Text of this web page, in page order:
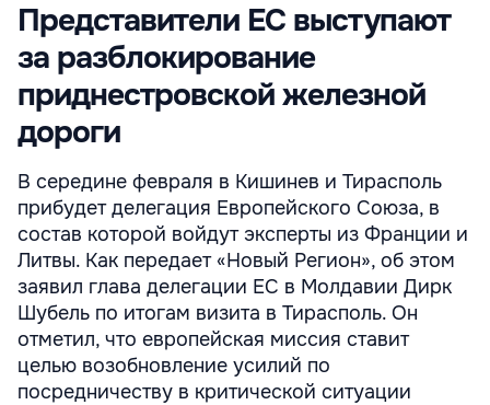
Представители ЕС выступают
за разблокирование
приднестровской железной
дороги
В середине февраля в Кишинев и Тирасполь
прибудет делегация Европейского Союза, в
состав которой войдут эксперты из Франции и
Литвы. Как передает «Новый Регион», об этом
заявил глава делегации ЕС в Молдавии Дирк
Шубель по итогам визита в Тирасполь. Он
отметил, что европейская миссия ставит
целью возобновление усилий по
посредничеству в критической ситуации